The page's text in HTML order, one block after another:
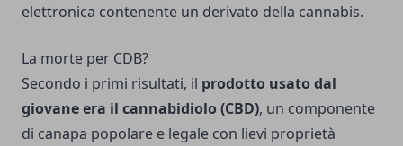
elettronica contenente un derivato della cannabis.
La morte per CDB?
Secondo i primi risultati, il prodotto usato dal
giovane era il cannabidiolo (CBD), un componente
di canapa popolare e legale con lievi proprietà